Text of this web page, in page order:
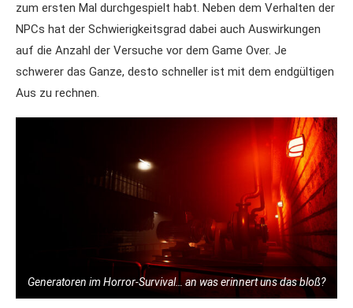
zum ersten Mal durchgespielt habt. Neben dem Verhalten der
NPCs hat der Schwierigkeitsgrad dabei auch Auswirkungen
auf die Anzahl der Versuche vor dem Game Over. Je
schwerer das Ganze, desto schneller ist mit dem endgültigen
Aus zu rechnen.
Generatoren im Horror-Survival… an was erinnert uns das bloß?